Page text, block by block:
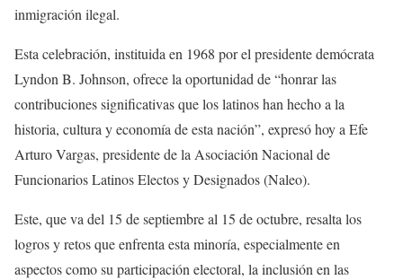
inmigración ilegal.
Esta celebración, instituida en 1968 por el presidente demócrata
Lyndon B. Johnson, ofrece la oportunidad de “honrar las
contribuciones significativas que los latinos han hecho a la
historia, cultura y economía de esta nación”, expresó hoy a Efe
Arturo Vargas, presidente de la Asociación Nacional de
Funcionarios Latinos Electos y Designados (Naleo).
Este, que va del 15 de septiembre al 15 de octubre, resalta los
logros y retos que enfrenta esta minoría, especialmente en
aspectos como su participación electoral, la inclusión en las